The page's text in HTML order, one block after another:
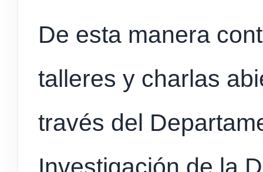
De esta manera
talleres y charlas
través del
Investigación de la